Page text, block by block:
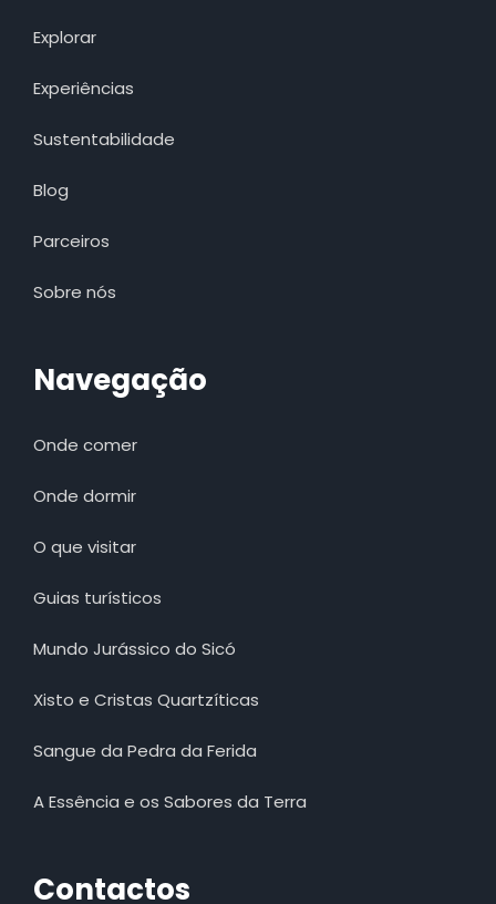
Explorar
Experiências
Sustentabilidade
Blog
Parceiros
Sobre nós
Navegação
Onde comer
Onde dormir
O que visitar
Guias turísticos
Mundo Jurássico do Sicó
Xisto e Cristas Quartzíticas
Sangue da Pedra da Ferida
A Essência e os Sabores da Terra
Contactos